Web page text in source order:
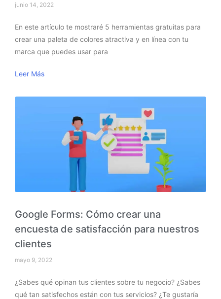
junio 14, 2022
En este artículo te mostraré 5 herramientas gratuitas para
crear una paleta de colores atractiva y en línea con tu
marca que puedes usar para
Leer Más
Google Forms: Cómo crear una
encuesta de satisfacción para nuestros
clientes
mayo 9, 2022
¿Sabes qué opinan tus clientes sobre tu negocio? ¿Sabes
qué tan satisfechos están con tus servicios? ¿Te gustaría